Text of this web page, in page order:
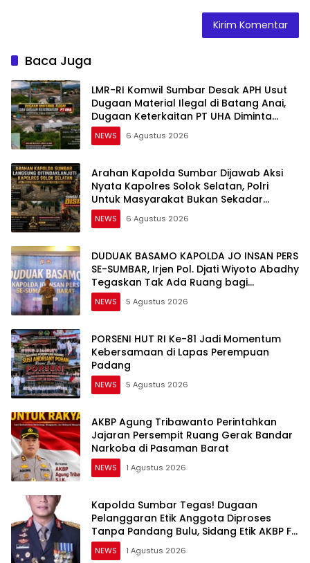
Baca Juga
LMR-RI Komwil Sumbar Desak APH Usut
Dugaan Material Ilegal di Batang Anai,
Dugaan Keterkaitan PT UHA Diminta
Diselidiki Tuntas
NEWS 6 Agustus 2026
Arahan Kapolda Sumbar Dijawab Aksi
Nyata Kapolres Solok Selatan, Polri
Untuk Masyarakat Bukan Sekadar
Slogan
NEWS 6 Agustus 2026
DUDUAK BASAMO KAPOLDA JO INSAN PERS
SE-SUMBAR, Irjen Pol. Djati Wiyoto Abadhy
Tegaskan Tak Ada Ruang bagi
Pelanggar Hukum di Internal Polri
NEWS 5 Agustus 2026
PORSENI HUT RI Ke-81 Jadi Momentum
Kebersamaan di Lapas Perempuan
Padang
NEWS 5 Agustus 2026
AKBP Agung Tribawanto Perintahkan
Jajaran Persempit Ruang Gerak Bandar
Narkoba di Pasaman Barat
NEWS 1 Agustus 2026
Kapolda Sumbar Tegas! Dugaan
Pelanggaran Etik Anggota Diproses
Tanpa Pandang Bulu, Sidang Etik AKBP F
Dipercepat
NEWS 1 Agustus 2026